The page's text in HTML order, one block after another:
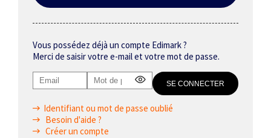
Vous possédez déjà un compte Edimark ?
Merci de saisir votre e-mail et votre mot de passe.
Identifiant ou mot de passe oublié
Besoin d'aide ?
Créer un compte